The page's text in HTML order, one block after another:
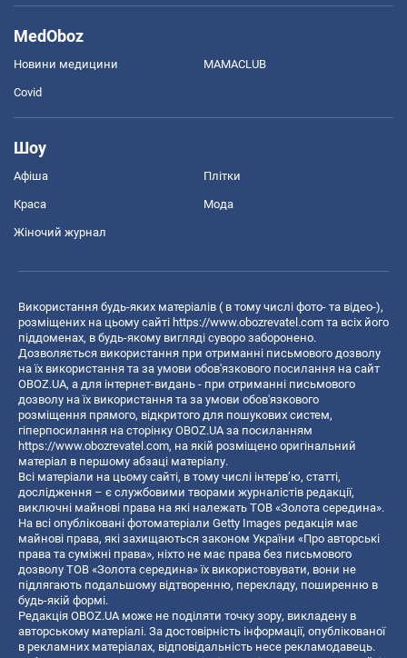
MedOboz
Новини медицини MAMACLUB
Covid
Шоу
Афіша Плітки
Краса Мода
Жіночий журнал
Використання будь-яких матеріалів ( в тому числі фото- та відео-),
розміщених на цьому сайті https://www.obozrevatel.com та всіх його
піддоменах, в будь-якому вигляді суворо заборонено.
Дозволяється використання при отриманні письмового дозволу
на їх використання та за умови обов'язкового посилання на сайт
OBOZ.UA, а для інтернет-видань - при отриманні письмового
дозволу на їх використання та за умови обов'язкового
розміщення прямого, відкритого для пошукових систем,
гіперпосилання на сторінку OBOZ.UA за посиланням
https://www.obozrevatel.com, на якій розміщено оригінальний
матеріал в першому абзаці матеріалу.
Всі матеріали на цьому сайті, в тому числі інтерв’ю, статті,
дослідження – є службовими творами журналістів редакції,
виключні майнові права на які належать ТОВ «Золота середина».
На всі опубліковані фотоматеріали Getty Images редакція має
майнові права, які захищаються законом України «Про авторські
права та суміжні права», ніхто не має права без письмового
дозволу ТОВ «Золота середина» їх використовувати, вони не
підлягають подальшому відтворенню, перекладу, поширенню в
будь-якій формі.
Редакція OBOZ.UA може не поділяти точку зору, викладену в
авторському матеріалі. За достовірність інформації, опублікованої
в рекламних матеріалах, відповідальність несе рекламодавець.